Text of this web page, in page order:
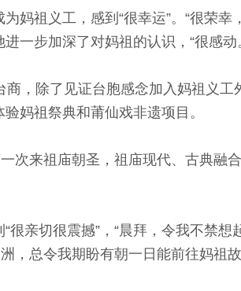
祖义工，感到“很幸运”。“很荣幸
一步加深了对妈祖的认识，“很感动
除了见证台胞感念加入妈祖义工
妈祖祭典和莆仙戏非遗项目。
来祖庙朝圣，祖庙现代、古典融
亲切很震撼”，“晨拜，令我不禁想
，总令我期盼有朝一日能前往妈祖